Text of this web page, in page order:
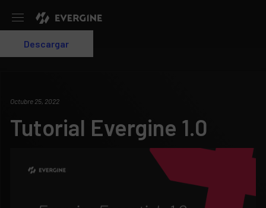
Login
Descargar
Octubre 25, 2022
Tutorial Evergine 1.0